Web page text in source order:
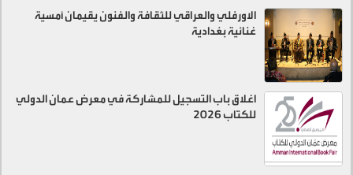
الاورفلي والعراقي للثقافة والفنون يقيمان أمسية
غنائية بغدادية
اغلاق باب التسجيل للمشاركة في معرض عمان الدولي
للكتاب 2026